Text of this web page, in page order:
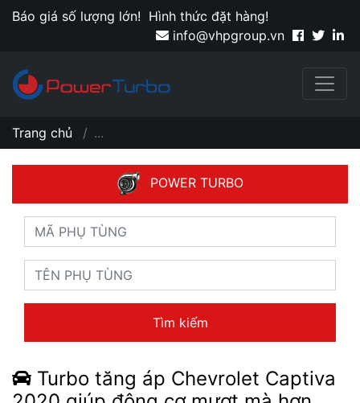
Báo giá số lượng lớn! Hình thức đặt hàng!
info@vhpgroup.vn
Trang chủ ...
POWER TURBO
Tìm kiếm
Turbo tăng áp Chevrolet Captiva